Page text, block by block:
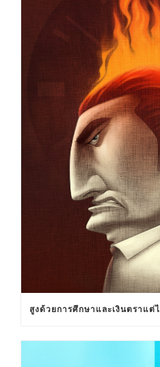
สูงด้วยการศึกษาและเงินตราแ